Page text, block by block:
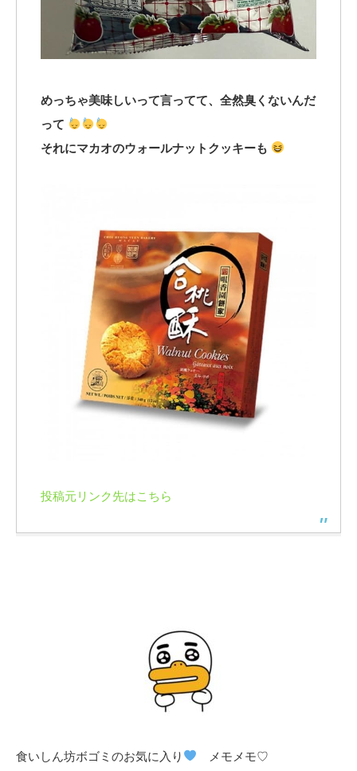
めっちゃ美味しいって言ってて、全然臭くないんだ
って
それにマカオのウォールナットクッキーも
投稿元リンク先はこちら
食いしん坊ボゴミのお気に入り
メモメモ♡